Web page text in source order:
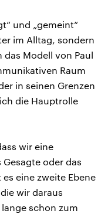
und „gemeint“
im Alltag, sondern
Modell von Paul
Raum
in seinen Grenzen
die Hauptrolle
wir eine
oder das
eine zweite Ebene
wir daraus
schon zum